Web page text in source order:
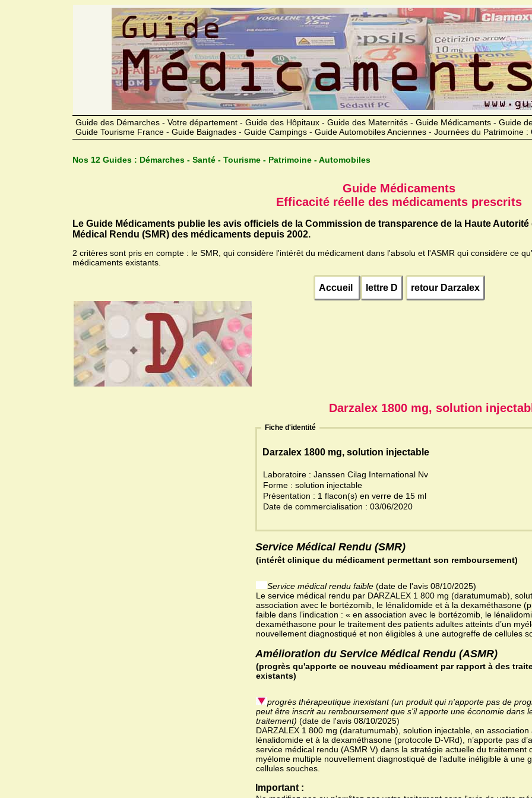
Guide des Démarches - Votre département - Guide des Hôpitaux - Guide des Maternités - Guide Médicaments - Guide
Guide Tourisme France - Guide Baignades - Guide Campings - Guide Automobiles Anciennes - Journées du Patrimoine :
Nos 12 Guides : Démarches - Santé - Tourisme - Patrimoine - Automobiles
Guide Médicaments
Efficacité réelle des médicaments prescrits
Le Guide Médicaments publie les avis officiels de la Commission de transparence de la Haute
Médical Rendu (SMR) des médicaments depuis 2002.
2 critères sont pris en compte : le SMR, qui considère l'intérêt du médicament dans l'absolu et l'ASMR qui considère ce
médicaments existants.
Accueil lettre D retour Darzalex
Darzalex 1800 mg, solution
Fiche d'identité
Darzalex 1800 mg, solution injectable
Laboratoire : Janssen Cilag International Nv
Forme : solution injectable
Présentation : 1 flacon(s) en verre de 15 ml
Date de commercialisation : 03/06/2020
Service Médical Rendu (SMR)
(intérêt clinique du médicament permettant son remboursement)
Service médical rendu faible (date de l'avis 08/10/2025)
Le service médical rendu par DARZALEX 1 800 mg (daratumumab),
association avec le bortézomib, le lénalidomide et à la dexaméthasone
faible dans l’indication : « en association avec le bortézomib, le
dexaméthasone pour le traitement des patients adultes atteints d’un
nouvellement diagnostiqué et non éligibles à une autogreffe de cellules
Amélioration du Service Médical Rendu (ASMR)
(progrès qu'apporte ce nouveau médicament par rapport à des
existants)
progrès thérapeutique inexistant (un produit qui n'apporte pas de
peut être inscrit au remboursement que s'il apporte une économie dans
traitement) (date de l'avis 08/10/2025)
DARZALEX 1 800 mg (daratumumab), solution injectable, en
lénalidomide et à la dexaméthasone (protocole D-VRd), n’apporte pas
service médical rendu (ASMR V) dans la stratégie actuelle du traitement
myélome multiple nouvellement diagnostiqué de l’adulte inéligible à une
cellules souches.
Important :